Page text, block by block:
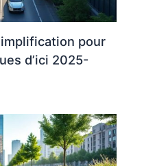
pour
d’ici 2025-